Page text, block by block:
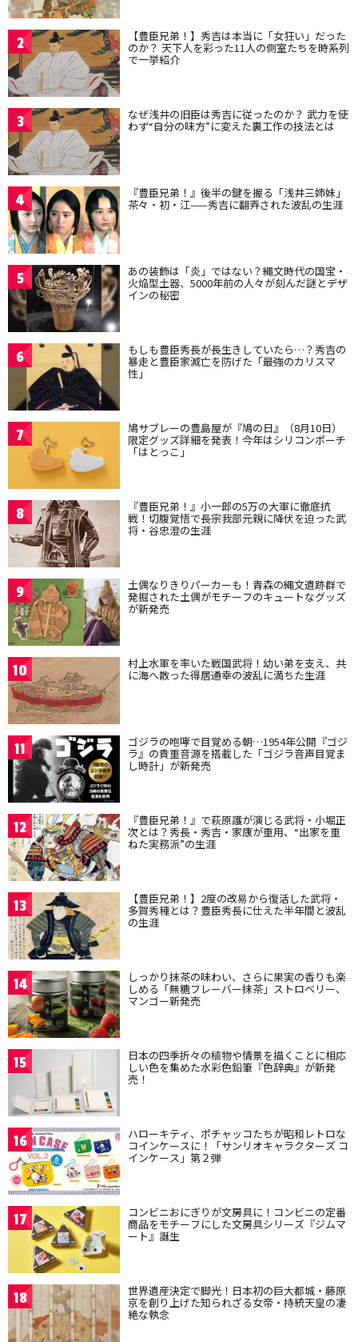
2 【豊臣兄弟！】秀吉は本当に「女狂い」だった
のか？ 天下人を彩った11人の側室たちを時系列
で一挙紹介
3 なぜ浅井の旧臣は秀吉に従ったのか？ 武力を使
わず“自分の味方”に変えた裏工作の技法とは
4 『豊臣兄弟！』後半の鍵を握る「浅井三姉妹」
茶々・初・江——秀吉に翻弄された波乱の生涯
5 あの装飾は「炎」ではない？縄文時代の国宝・
火焔型土器、5000年前の人々が刻んだ謎とデザ
インの秘密
6 もしも豊臣秀長が長生きしていたら…？秀吉の
暴走と豊臣家滅亡を防げた「最強のカリスマ
性」
7 鳩サブレーの豊島屋が『鳩の日』（8月10日）
限定グッズ詳細を発表！今年はシリコンポーチ
「はとっこ」
8 『豊臣兄弟！』小一郎の5万の大軍に徹底抗
戦！切腹覚悟で長宗我部元親に降伏を迫った武
将・谷忠澄の生涯
9 土偶なりきりパーカーも！青森の縄文遺跡群で
発掘された土偶がモチーフのキュートなグッズ
が新発売
10 村上水軍を率いた戦国武将！幼い弟を支え、共
に海へ散った得居通幸の波乱に満ちた生涯
11 ゴジラの咆哮で目覚める朝…1954年公開『ゴジ
ラ』の貴重音源を搭載した「ゴジラ音声目覚ま
し時計」が新発売
12 『豊臣兄弟！』で萩原護が演じる武将・小堀正
次とは？秀長・秀吉・家康が重用、“出家を重
ねた実務派”の生涯
13 【豊臣兄弟！】2度の改易から復活した武将・
多賀秀種とは？豊臣秀長に仕えた半年間と波乱
の生涯
14 しっかり抹茶の味わい、さらに果実の香りも楽
しめる「無糖フレーバー抹茶」ストロベリー、
マンゴー新発売
15 日本の四季折々の植物や情景を描くことに相応
しい色を集めた水彩色鉛筆『色辞典』が新発
売！
16 ハローキティ、ポチャッコたちが昭和レトロな
コインケースに！「サンリオキャラクターズ コ
インケース」第２弾
17 コンビニおにぎりが文房具に！コンビニの定番
商品をモチーフにした文房具シリーズ『ジムマ
ート』誕生
18 世界遺産決定で脚光！日本初の巨大都城・藤原
京を創り上げた知られざる女帝・持統天皇の凄
絶な執念